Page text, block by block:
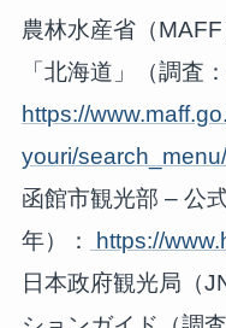
農林水産省（
「北海道」（調査
https://
youri/search_menu/
函館市観光部 – 公
年）：
https://
日本政府観光局（